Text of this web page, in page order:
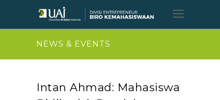
Open
Mobile
NEWS & EVENTS
Intan Ahmad: Mahasiswa